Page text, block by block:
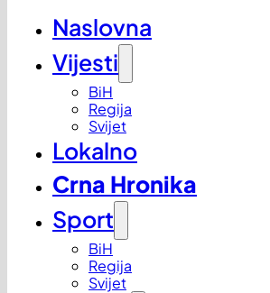
Naslovna
Vijesti
BiH
Regija
Svijet
Lokalno
Crna Hronika
Sport
BiH
Regija
Svijet